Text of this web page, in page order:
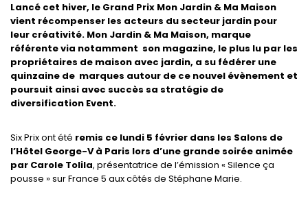
Lancé cet hiver, le Grand Prix Mon Jardin & Ma Maison
vient récompenser les acteurs du secteur jardin pour
leur créativité. Mon Jardin & Ma Maison, marque
référente via notamment son magazine, le plus lu par les
propriétaires de maison avec jardin, a su fédérer une
quinzaine de marques autour de ce nouvel évènement et
poursuit ainsi avec succès sa stratégie de
diversification Event.
Six Prix ont été remis ce lundi 5 février dans les Salons de
l’Hôtel George-V à Paris lors d’une grande soirée animée
par Carole Tolila, présentatrice de l’émission « Silence ça
pousse » sur France 5 aux côtés de Stéphane Marie.